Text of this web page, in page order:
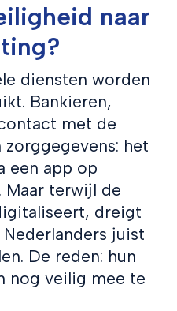
naar
diensten worden
Bankieren,
met de
het
een app op
Maar terwijl de
dreigt
juist
De reden: hun
nog veilig mee te